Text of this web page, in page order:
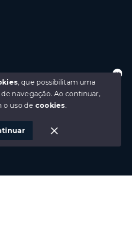
bom te ver por aqui!
de ajuda ou buscando outro
fale conosco!
, que possibilitam uma
navegação.Ao continuar,
o uso de cookies.